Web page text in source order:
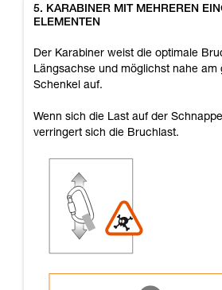
5. KARABINER MIT MEHREREN
ELEMENTEN
Der Karabiner weist die optimale
Längsachse und möglichst nahe am
Schenkel auf.
Wenn sich die Last auf der
verringert sich die Bruchlast.